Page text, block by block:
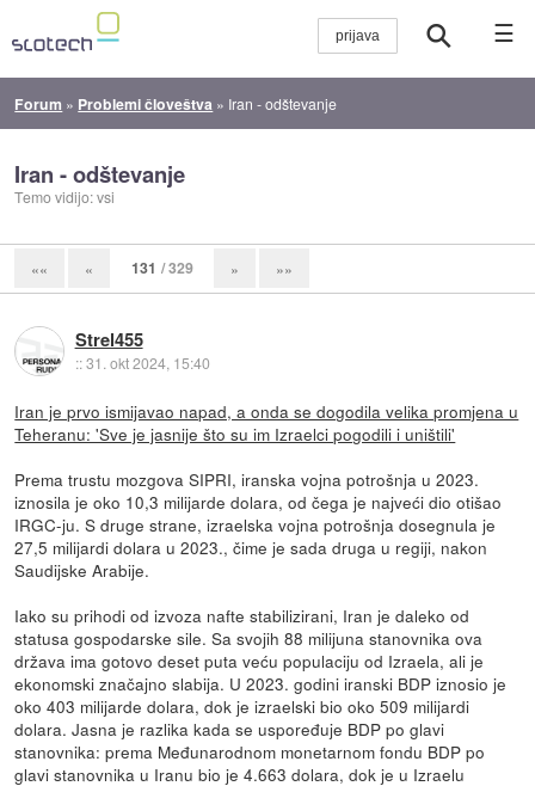
☰
Forum » Problemi človeštva » Iran - odštevanje
Iran - odštevanje
Temo vidijo: vsi
«« « 131 / 329 » »»
Strel455
::31. okt 2024, 15:40
Iran je prvo ismijavao napad, a onda se dogodila velika promjena u
Teheranu: 'Sve je jasnije što su im Izraelci pogodili i uništili'
Prema trustu mozgova SIPRI, iranska vojna potrošnja u 2023.
iznosila je oko 10,3 milijarde dolara, od čega je najveći dio otišao
IRGC-ju. S druge strane, izraelska vojna potrošnja dosegnula je
27,5 milijardi dolara u 2023., čime je sada druga u regiji, nakon
Saudijske Arabije.
Iako su prihodi od izvoza nafte stabilizirani, Iran je daleko od
statusa gospodarske sile. Sa svojih 88 milijuna stanovnika ova
država ima gotovo deset puta veću populaciju od Izraela, ali je
ekonomski značajno slabija. U 2023. godini iranski BDP iznosio je
oko 403 milijarde dolara, dok je izraelski bio oko 509 milijardi
dolara. Jasna je razlika kada se uspoređuje BDP po glavi
stanovnika: prema Međunarodnom monetarnom fondu BDP po
glavi stanovnika u Iranu bio je 4.663 dolara, dok je u Izraelu